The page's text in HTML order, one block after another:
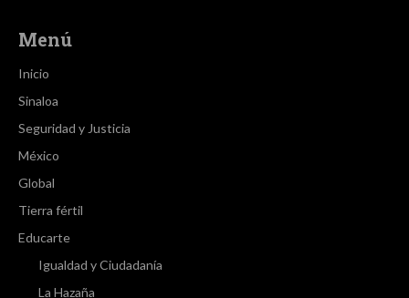
Menú
Inicio
Sinaloa
Seguridad y Justicia
México
Global
Tierra fértil
Educarte
Igualdad y Ciudadanía
La Hazaña